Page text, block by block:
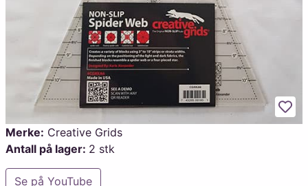
Merke: Creative Grids
Antall på lager: 2 stk
Se på YouTube